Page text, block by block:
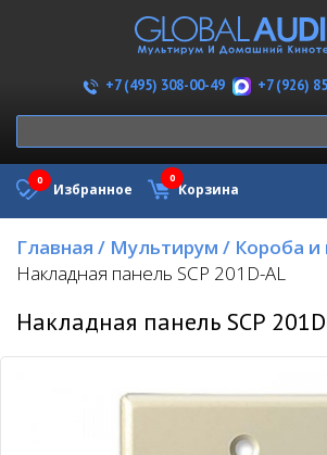
+7 (495) 308-00-49 +7 (926)
Избранное
0
Корзина
0
Главная / Мультирум / Короба и
Накладная панель SCP 201D-AL
Накладная панель SCP